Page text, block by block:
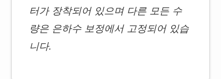
터가 장착되어 있으며 다른 모든 수
량은 은하수 보정에서 고정되어 있습
니다.